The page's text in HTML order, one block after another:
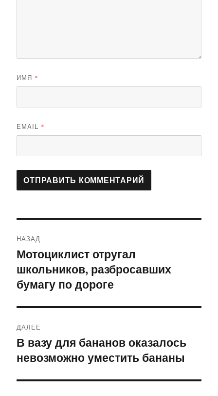
ИМЯ *
EMAIL *
по
записям
НАЗАД
Предыдущая
запись:
Мотоциклист отругал
школьников, разбросавших
бумагу по дороге
ДАЛЕЕ
Следующая
запись:
В вазу для бананов оказалось
невозможно уместить бананы